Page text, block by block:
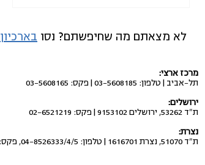
ולהפסיק את הענישה
לא מצאתם מה שחיפשתם? נסו בארכיון
מרכז ארצי:
תל-אביב | טלפון: 03-5608185 | פקס: 03-5608165
ירושלים:
ת"ד 53262, ירושלים 9153102 | פקס: 02-6521219
נצרת:
ת"ד 51070, נצרת 1616701 | טלפון: 04-8526333/4/5, פקס: 04-8526331